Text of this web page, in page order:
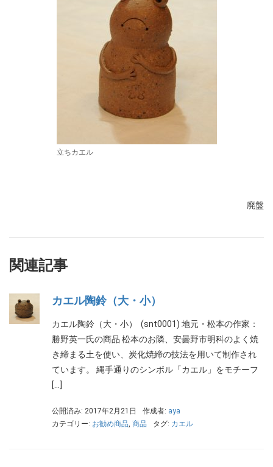
立ちカエル
廃盤
関連記事
カエル陶鈴（大・小）
カエル陶鈴（大・小） (snt0001) 地元・松本の作家：
勝野英一氏の商品 松本のお隣、安曇野市明科のよく焼
き締まる土を使い、炭化焼締の技法を用いて制作され
ています。 縄手通りのシンボル「カエル」をモチーフ
[…]
公開済み: 2017年2月21日 作成者: aya
カテゴリー: お勧め商品 商品 タグ: カエル